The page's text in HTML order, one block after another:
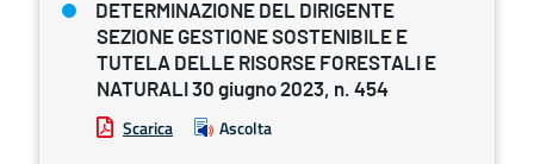
DETERMINAZIONE DEL DIRIGENTE
SEZIONE GESTIONE SOSTENIBILE E
TUTELA DELLE RISORSE FORESTALI E
NATURALI 30 giugno 2023, n. 454
Scarica Ascolta